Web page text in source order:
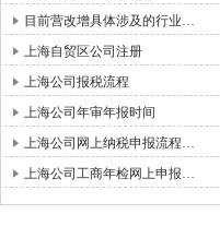
目前营改增具体涉及的行业…
上海自贸区公司注册
上海公司报税流程
上海公司年审年报时间
上海公司网上纳税申报流程…
上海公司工商年检网上申报…